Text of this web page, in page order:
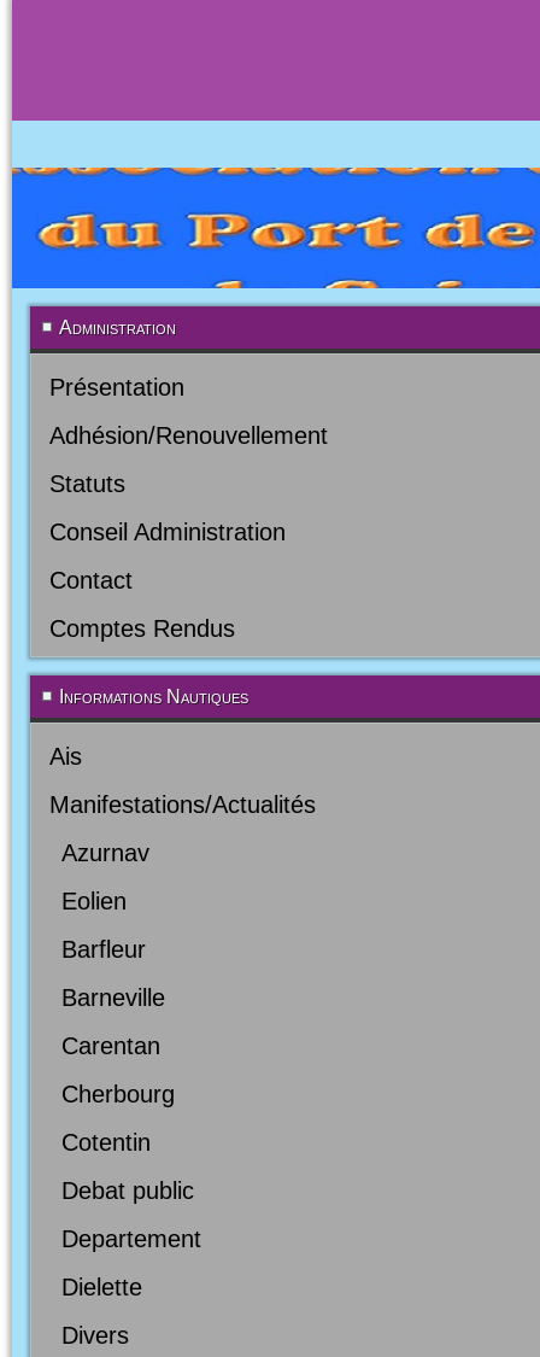
Administration
Présentation
Adhésion/Renouvellement
Statuts
Conseil Administration
Contact
Comptes Rendus
Informations Nautiques
Ais
Manifestations/Actualités
Azurnav
Eolien
Barfleur
Barneville
Carentan
Cherbourg
Cotentin
Debat public
Departement
Dielette
Divers